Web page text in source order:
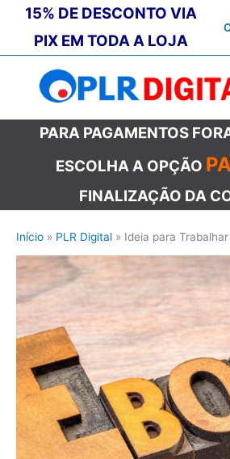
conteúdo
15% DE DESCONTO VIA
PIX EM TODA A LOJA
PARA PAGAMENTOS
ESCOLHA A OPÇÃO
FINALIZAÇÃO DA
Início PLR Digital Ideia para